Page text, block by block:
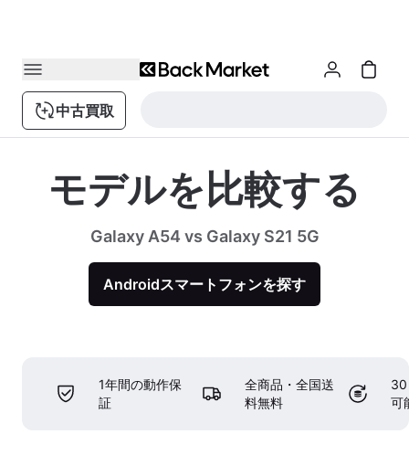
中古買取
モデルを比較する
Galaxy A54 vs Galaxy S21 5G
Androidスマートフォンを探す
1年間の動作保
証
全商品・全国送
料無料
30
可